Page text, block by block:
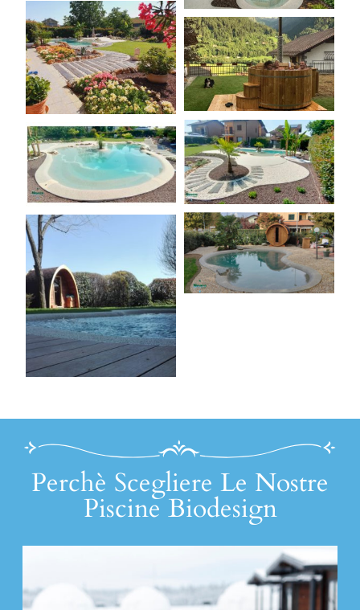
Perchè Scegliere Le Nostre
Piscine Biodesign